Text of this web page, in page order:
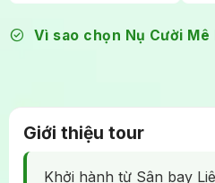
Vì sao chọn Nụ Cười Mê
Giới thiệu tour
Khởi hành từ Sân bay